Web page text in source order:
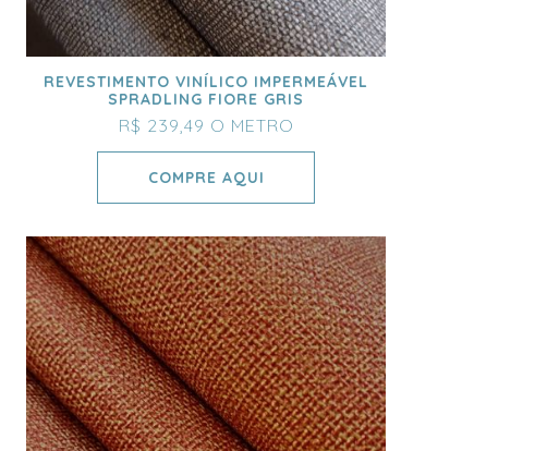
REVESTIMENTO VINÍLICO IMPERMEÁVEL
SPRADLING FIORE GRIS
R$ 239,49 O METRO
COMPRE AQUI